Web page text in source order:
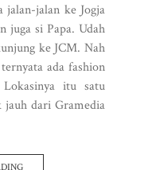
jalan-jalan ke Jogja
juga si Papa. Udah
ke JCM. Nah
ada fashion
itu satu
jauh dari Gramedia